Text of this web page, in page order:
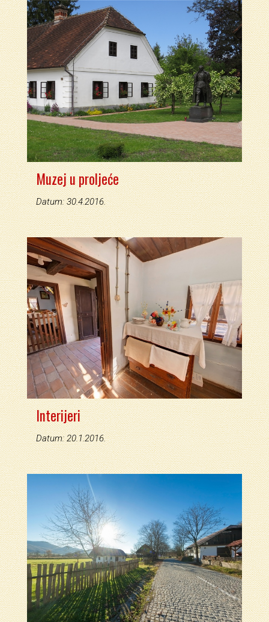
Muzej u proljeće
Datum: 30.4.2016.
Interijeri
Datum: 20.1.2016.